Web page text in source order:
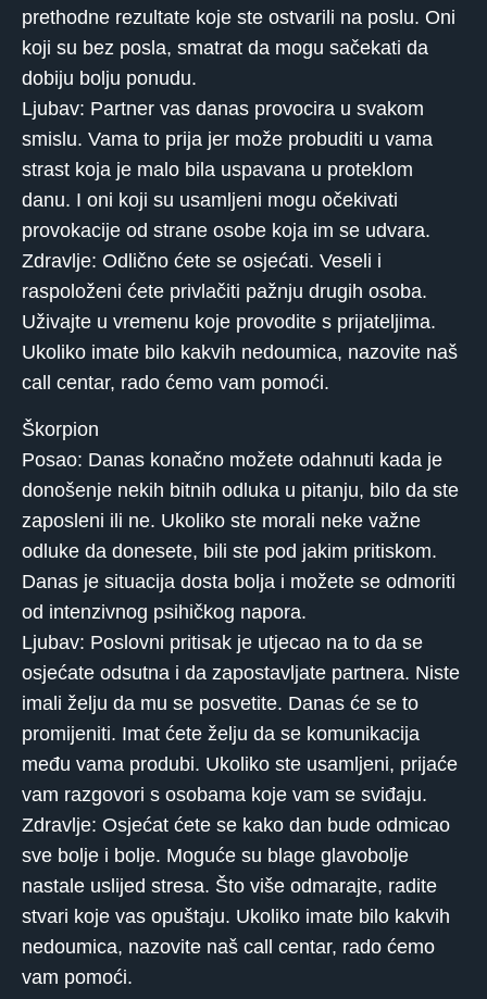
prethodne rezultate koje ste ostvarili na poslu. Oni
koji su bez posla, smatrat da mogu sačekati da
dobiju bolju ponudu.
Ljubav: Partner vas danas provocira u svakom
smislu. Vama to prija jer može probuditi u vama
strast koja je malo bila uspavana u proteklom
danu. I oni koji su usamljeni mogu očekivati ​​
provokacije od strane osobe koja im se udvara.
Zdravlje: Odlično ćete se osjećati. Veseli i
raspoloženi ćete privlačiti pažnju drugih osoba.
Uživajte u vremenu koje provodite s prijateljima.
Ukoliko imate bilo kakvih nedoumica, nazovite naš
call centar, rado ćemo vam pomoći.
Škorpion
Posao: Danas konačno možete odahnuti kada je
donošenje nekih bitnih odluka u pitanju, bilo da ste
zaposleni ili ne. Ukoliko ste morali neke važne
odluke da donesete, bili ste pod jakim pritiskom.
Danas je situacija dosta bolja i možete se odmoriti
od intenzivnog psihičkog napora.
Ljubav: Poslovni pritisak je utjecao na to da se
osjećate odsutna i da zapostavljate partnera. Niste
imali želju da mu se posvetite. Danas će se to
promijeniti. Imat ćete želju da se komunikacija
među vama produbi. Ukoliko ste usamljeni, prijaće
vam razgovori s osobama koje vam se sviđaju.
Zdravlje: Osjećat ćete se kako dan bude odmicao
sve bolje i bolje. Moguće su blage glavobolje
nastale uslijed stresa. Što više odmarajte, radite
stvari koje vas opuštaju. Ukoliko imate bilo kakvih
nedoumica, nazovite naš call centar, rado ćemo
vam pomoći.